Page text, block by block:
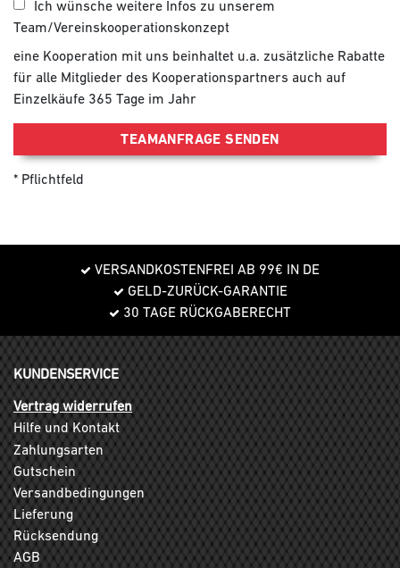
Ich wünsche weitere Infos zu unserem
Team/Vereinskooperationskonzept
eine Kooperation mit uns beinhaltet u.a. zusätzliche Rabatte
für alle Mitglieder des Kooperationspartners auch auf
Einzelkäufe 365 Tage im Jahr
TEAMANFRAGE SENDEN
Pflichtfeld
VERSANDKOSTENFREI AB 99€ IN DE
GELD-ZURÜCK-GARANTIE
30 TAGE RÜCKGABERECHT
KUNDENSERVICE
Vertrag widerrufen
Hilfe und Kontakt
Zahlungsarten
Gutschein
Versandbedingungen
Lieferung
Rücksendung
AGB